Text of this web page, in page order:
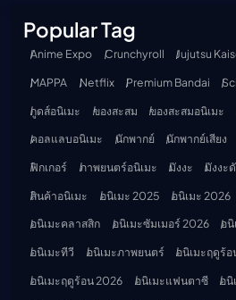
Popular Tag
Anime Expo Crunchyroll Jujutsu
MAPPA
Netflix Premium Bandai
กูดส์อนิเมะ
ของสะสม ของสะสมอนิเมะ
คอลแลบอนิเมะ
นักพากย์ นักพากย์เสียง
ฟิกเกอร์
ภาพยนตร์อนิเมะ มังงะ มังงะ
สินค้าอนิเมะ
อนิเมะ 2025 อนิเมะ 2026
อนิเมะคลาสสิก
อนิเมะซัมเมอร์ 2026 อนิ
อนิเมะทีวี
อนิเมะภาพยนตร์
อนิเมะฤดูร้
อนิเมะฤดูร้อน 2026
อนิเมะแฟนตาซี
อนิ